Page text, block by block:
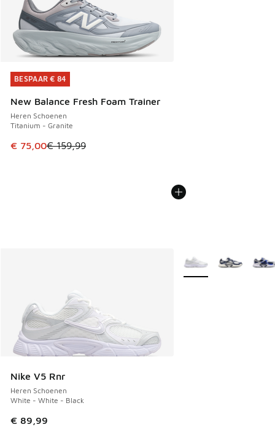
BESPAAR € 84
New Balance Fresh Foam Trainer
Heren Schoenen
Titanium - Granite
Dit artikel is in de uitverkoop. Dit artikel is in de
€ 75,00€ 159,99
BESPAAR € 84
Nike V5 Rnr
Heren Schoenen
White - White - Black
€ 89,99
Meer kleuren